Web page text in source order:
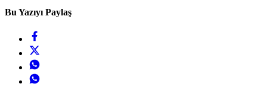
Bu Yazıyı Paylaş